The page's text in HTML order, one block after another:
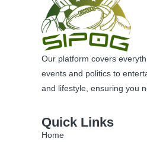
Our platform covers
events and politics to
and lifestyle, ensuring you
Quick Links
Home